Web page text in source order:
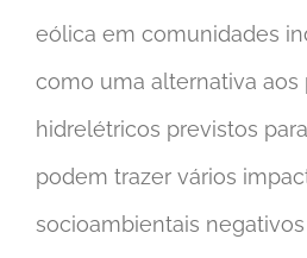
eólica em comunidades
como uma alternativa aos
hidrelétricos previstos
podem trazer vários
socioambientais